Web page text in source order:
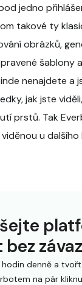
jedno
takové ty
obrázků,
šablony
nenajdete a
jak jste
prstů. Tak
u
bez
hodin denně a
na pár